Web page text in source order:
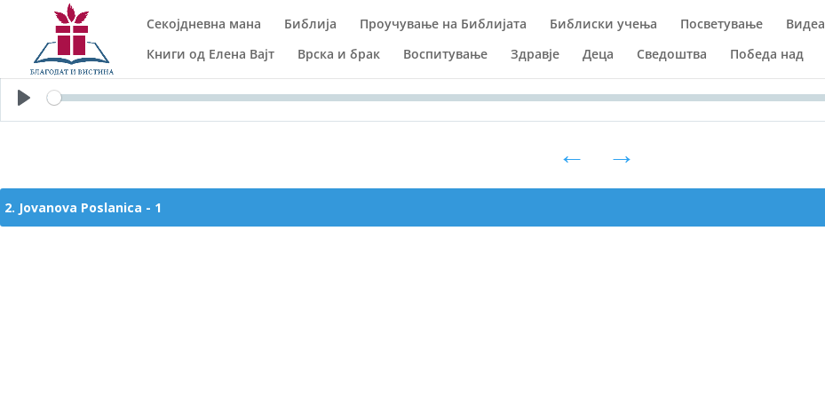
Паузирано...
2. Jovanova Poslanica - 1
Seek
← →
2. Jovanova Poslanica - 1
Секојдневна мана Библија Проучување на Библијата Библиски учења Посветување Видеа
Книги од Елена Вајт
Врска и брак Воспитување Здравје Деца Сведоштва Победа над